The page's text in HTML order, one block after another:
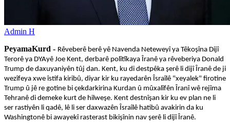
Admin H
PeyamaKurd - Rêveberê berê yê Navenda Neteweyî ya Têkoşîna Dijî
Terorê ya DYAyê Joe Kent, derbarê polîtîkaya Îranê ya rêveberiya Donald
Trump de daxuyaniyên tûj dan. Kent, ku di destpêka şerê li dijî Îranê de ji
wezîfeya xwe îstifa kiribû, diyar kir ku rayedarên Îsraîlê "xeyalek" firotine
Trump û jê re gotine bi çekdarkirina Kurdan û mûxalîfên Îranî wê rejîma
Tehranê di demeke kurt de hilweşe. Kent destnîşan kir ku ev plan ne li
ser rastiyên li qadê, lê li ser daxwazên Îsraîlê hatibû avakirin da ku
Washingtonê bi awayekî rasterast bikişînin nav şerê li dijî Îranê.